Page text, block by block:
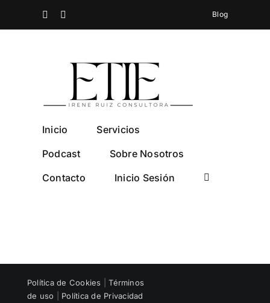
Spotify Blog
Inicio
Servicios
Podcast
Sobre Nosotros
Contacto
Inicio Sesión
Política de Cookies |Términos
de uso
Política de Privacidad